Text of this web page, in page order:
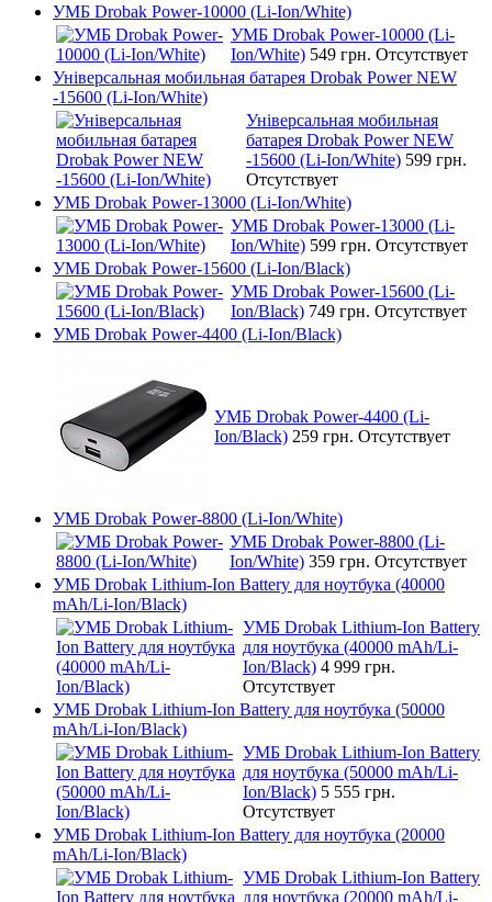
УМБ Drobak Power-10000 (Li-Ion/White)
УМБ Drobak Power-10000 (Li-
Ion/White) 549 грн. Отсутствует
Універсальная мобильная батарея Drobak Power NEW
-15600 (Li-Ion/White)
Універсальная мобильная
батарея Drobak Power NEW
-15600 (Li-Ion/White) 599 грн.
Отсутствует
УМБ Drobak Power-13000 (Li-Ion/White)
УМБ Drobak Power-13000 (Li-
Ion/White) 599 грн. Отсутствует
УМБ Drobak Power-15600 (Li-Ion/Black)
УМБ Drobak Power-15600 (Li-
Ion/Black) 749 грн. Отсутствует
УМБ Drobak Power-4400 (Li-Ion/Black)
УМБ Drobak Power-4400 (Li-
Ion/Black) 259 грн. Отсутствует
УМБ Drobak Power-8800 (Li-Ion/White)
УМБ Drobak Power-8800 (Li-
Ion/White) 359 грн. Отсутствует
УМБ Drobak Lithium-Ion Battery для ноутбука (40000
mAh/Li-Ion/Black)
УМБ Drobak Lithium-Ion Battery
для ноутбука (40000 mAh/Li-
Ion/Black) 4 999 грн.
Отсутствует
УМБ Drobak Lithium-Ion Battery для ноутбука (50000
mAh/Li-Ion/Black)
УМБ Drobak Lithium-Ion Battery
для ноутбука (50000 mAh/Li-
Ion/Black) 5 555 грн.
Отсутствует
УМБ Drobak Lithium-Ion Battery для ноутбука (20000
mAh/Li-Ion/Black)
УМБ Drobak Lithium-Ion Battery
для ноутбука (20000 mAh/Li-